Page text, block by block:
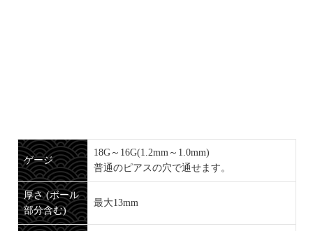
ゲージ
18G～16G(1.2mm～1.0mm)
普通のピアスの穴で通せます。
厚さ (ボール
部分含む)
最大13mm